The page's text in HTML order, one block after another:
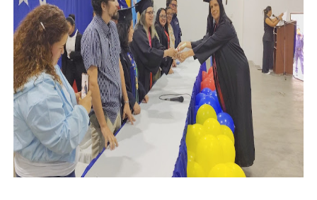
Hospital universitario muestra sus avances en visita
Instituto Nacional de Nutrición celebra Semana
Gobernación de Mérida fortalece el desarrollo
Corposalud inició talleres para aspirantes al curso de
Fortalecen formación académica de médicos en
Fortaleciendo la economía comunal en El Vigía con